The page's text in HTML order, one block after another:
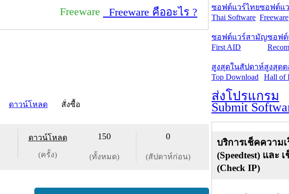
Freeware Freeware คืออะไร ?
ดาวน์โหลด สั่งซื้อ
ดาวน์โหลด
(ครั้ง)
150
(ทั้งหมด)
0
(สัปดาห์ก่อน)
ซอฟต์แวร์ไทย
Thai Software
ซอฟต์แ
Freeware
ซอฟต์แวร์สามัญ
First AID
ซอฟต์
สูงสุดในสัปดาห์
Top Download
สูงสุด
Hall of
ส่งโปรแกรม
Submit
บริการเช็คความเ
(Speedtest) และ
(Check IP)